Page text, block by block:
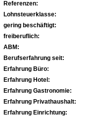
Referenzen:
Lohnsteuerklasse:
gering beschäftigt:
freiberuflich:
ABM:
Berufserfahrung seit:
Erfahrung Büro:
Erfahrung Hotel:
Erfahrung Gastronomie:
Erfahrung Privathaushalt:
Erfahrung Einrichtung: